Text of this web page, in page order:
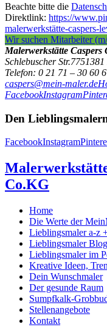
Beachte bitte die
Direktlink: https://
malerwerkstätte-caspers-
Wir suchen Mitarbeiter
Malerwerkstätte
Schlebuscher Str.7751381
Telefon: 0 21 71 – 30 60 6
caspers@mein-maler.de
FacebookInstagram
Den
FacebookInstagram
Co.KG
Home
Die Werte der
Lieblingsmaler a-z
Lieblingsmaler Blog
Lieblingsmaler im
Kreative Ideen,
Dein Wunschmaler
Der gesunde Raum
Sumpfkalk-
Stellenangebote
Kontakt